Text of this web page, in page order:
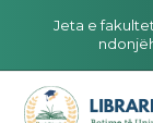
Jeta e